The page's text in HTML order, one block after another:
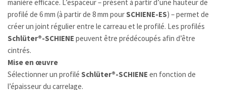
manière efficace. L’espaceur – présent à partir d’une hauteur de
profilé de 6 mm (à partir de 8 mm pourSCHIENE-ES) – permet de
créer un joint régulier entre le carreau et le profilé. Les profilés
Schlüter®-SCHIENE peuvent être prédécoupés afin d’être
cintrés.
Mise en œuvre
Sélectionner un profilé Schlüter®-SCHIENE en fonction de
l’épaisseur du carrelage.